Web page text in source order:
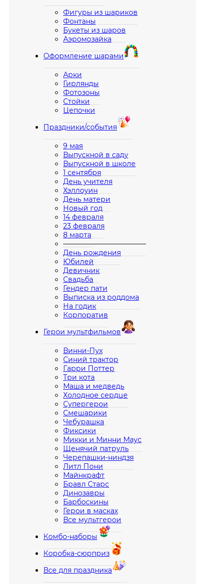
Фигуры из шариков
Фонтаны
Букеты из шаров
Аэромозайка
Оформление шарами
Арки
Гирлянды
Фотозоны
Стойки
Цепочки
Праздники/события
9 мая
Выпускной в саду
Выпускной в школе
1 сентября
День учителя
Хэллоуин
День матери
Новый год
14 февраля
23 февраля
8 марта
————————————
День рождения
Юбилей
Девичник
Свадьба
Гендер пати
Выписка из роддома
На годик
Корпоратив
Герои мультфильмов
Винни-Пух
Синий трактор
Гарри Поттер
Три кота
Маша и медведь
Холодное сердце
Супергерои
Смешарики
Чебурашка
Фиксики
Микки и Минни Маус
Щенячий патруль
Черепашки-ниндзя
Литл Пони
Майнкрафт
Бравл Старс
Динозавры
Барбоскины
Герои в масках
Все мультгерои
Комбо-наборы
Коробка-сюрприз
Все для праздника